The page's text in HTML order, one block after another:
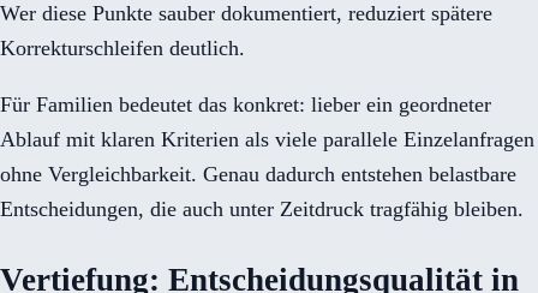
Wer diese Punkte sauber dokumentiert, reduziert spätere
Korrekturschleifen deutlich.
Für Familien bedeutet das konkret: lieber ein geordneter
Ablauf mit klaren Kriterien als viele parallele Einzelanfragen
ohne Vergleichbarkeit. Genau dadurch entstehen belastbare
Entscheidungen, die auch unter Zeitdruck tragfähig bleiben.
Vertiefung: Entscheidungsqualität in